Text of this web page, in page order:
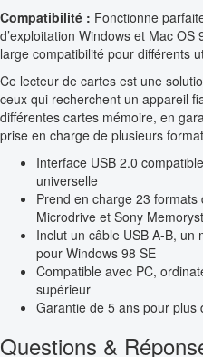
Compatibilité : Fonctionne
d’exploitation Windows et Mac
large compatibilité pour différents
Ce lecteur de cartes est une
ceux qui recherchent un appareil
différentes cartes mémoire, en
prise en charge de plusieurs
Interface USB 2.0
universelle
Prend en charge 23 formats
Microdrive et Sony
Inclut un câble USB A-B, un
pour Windows 98 SE
Compatible avec PC,
supérieur
Garantie de 5 ans pour
Questions &